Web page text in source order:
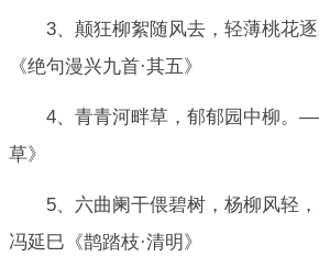
3、颠狂柳絮随风去，轻薄桃花
《绝句漫兴九首·其五》
4、青青河畔草，郁郁园中柳。
草》
5、六曲阑干偎碧树，杨柳风轻
冯延巳《鹊踏枝·清明》